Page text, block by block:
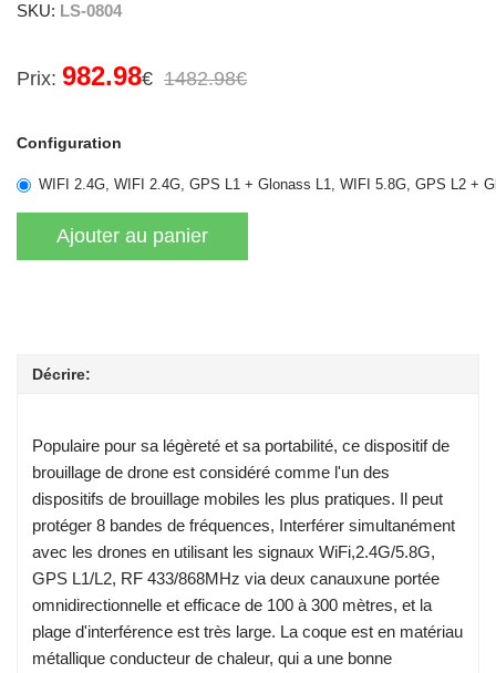
SKU: LS-0804
Prix: 982.98€ 1482.98€
Configuration
WIFI 2.4G, WIFI 2.4G, GPS L1 + Glonass L1, WIFI 5.8G, GPS L2 +
Décrire:
Populaire pour sa légèreté et sa portabilité, ce dispositif de
brouillage de drone est considéré comme l'un des
dispositifs de brouillage mobiles les plus pratiques. Il peut
protéger 8 bandes de fréquences, Interférer simultanément
avec les drones en utilisant les signaux WiFi,2.4G/5.8G,
GPS L1/L2, RF 433/868MHz via deux canauxune portée
omnidirectionnelle et efficace de 100 à 300 mètres, et la
plage d'interférence est très large. La coque est en matériau
métallique conducteur de chaleur, qui a une bonne